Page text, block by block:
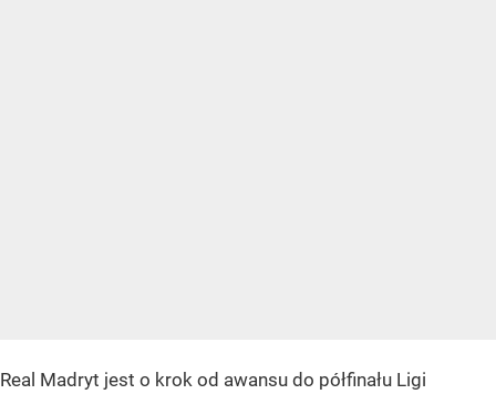
Real Madryt jest o krok od awansu do półfinału Ligi